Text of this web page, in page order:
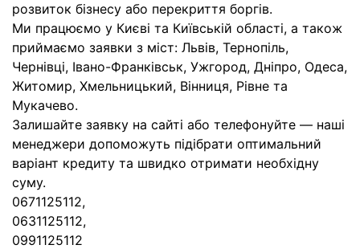
розвиток бізнесу або перекриття боргів.
Ми працюємо у Києві та Київській області, а також
приймаємо заявки з міст: Львів, Тернопіль,
Чернівці, Івано-Франківськ, Ужгород, Дніпро, Одеса,
Житомир, Хмельницький, Вінниця, Рівне та
Мукачево.
Залишайте заявку на сайті або телефонуйте — наші
менеджери допоможуть підібрати оптимальний
варіант кредиту та швидко отримати необхідну
суму.
0671125112,
0631125112,
0991125112